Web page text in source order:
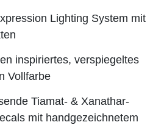
Lighting System mit
inspiriertes, verspiegeltes
Vollfarbe
Tiamat- & Xanathar-
mit handgezeichnetem